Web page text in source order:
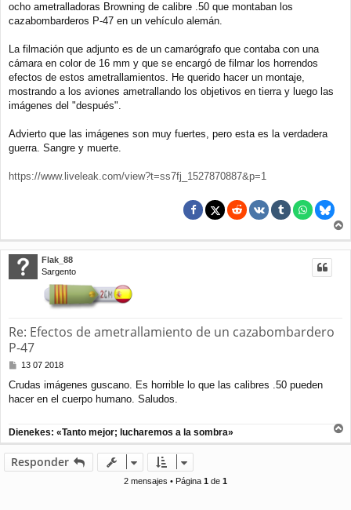
ocho ametralladoras Browning de calibre .50 que montaban los
cazabombarderos P-47 en un vehículo alemán.
La filmación que adjunto es de un camarógrafo que contaba con una
cámara en color de 16 mm y que se encargó de filmar los horrendos
efectos de estos ametrallamientos. He querido hacer un montaje,
mostrando a los aviones ametrallando los objetivos en tierra y luego las
imágenes del "después".
Advierto que las imágenes son muy fuertes, pero esta es la verdadera
guerra. Sangre y muerte.
https://www.liveleak.com/view?t=ss7fj_1527870887&p=1
r
r
Flak_88
Sargento
Re: Efectos de ametrallamiento de un cazabombardero
P-47
M
n
s
e
13 07 2018
Crudas imágenes guscano. Es horrible lo que las calibres .50 pueden
hacer en el cuerpo humano. Saludos.
Dienekes: «Tanto mejor; lucharemos a la sombra»
r
Responder
2 mensajes • Página 1 de 1